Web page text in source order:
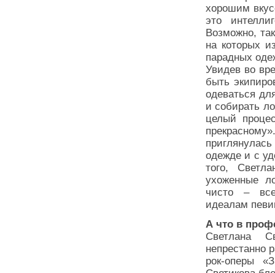
хорошим
это
Возможно,
на которых
парадных
Увидев во
быть
одеваться
и собирать
целый
одежде и с
того,
ухоженные
чисто – все
идеалам
А что в
Светлана
непрестанно
рок-оперы